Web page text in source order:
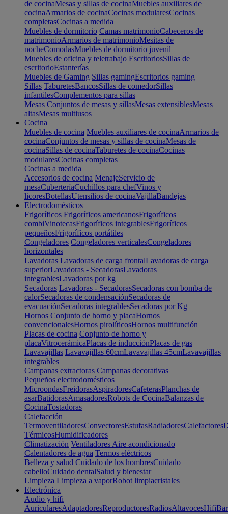
de cocinaMesas y sillas de cocinaMuebles auxiliares de
cocinaArmarios de cocinaCocinas modularesCocinas
completasCocinas a medida
Muebles de dormitorio Camas matrimonioCabeceros de
matrimonioArmarios de matrimonioMesitas de
nocheComodasMuebles de dormitorio juvenil
Muebles de oficina y teletrabajo EscritoriosSillas de
escritorioEstanterías
Muebles de Gaming Sillas gamingEscritorios gaming
Sillas TaburetesBancosSillas de comedorSillas
infantilesComplementos para sillas
Mesas Conjuntos de mesas y sillasMesas extensiblesMesas
altasMesas multiusos
Cocina
Muebles de cocina Muebles auxiliares de cocinaArmarios de
cocinaConjuntos de mesas y sillas de cocinaMesas de
cocinaSillas de cocinaTaburetes de cocinaCocinas
modularesCocinas completas
Cocinas a medida
Accesorios de cocina MenajeServicio de
mesaCuberteríaCuchillos para chefVinos y
licoresBotellasUtensilios de cocinaVajillaBandejas
Electrodomésticos
Frigoríficos Frigoríficos americanosFrigoríficos
combiVinotecasFrigoríficos integrablesFrigoríficos
pequeñosFrigoríficos portátiles
Congeladores Congeladores verticalesCongeladores
horizontales
Lavadoras Lavadoras de carga frontalLavadoras de carga
superiorLavadoras - SecadorasLavadoras
integrablesLavadoras por kg
Secadoras Lavadoras - SecadorasSecadoras con bomba de
calorSecadoras de condensaciónSecadoras de
evacuaciónSecadoras integrablesSecadoras por Kg
Hornos Conjunto de horno y placaHornos
convencionalesHornos pirolíticosHornos multifunción
Placas de cocina Conjunto de horno y
placaVitrocerámicaPlacas de inducciónPlacas de gas
Lavavajillas Lavavajillas 60cmLavavajillas 45cmLavavajillas
integrables
Campanas extractoras Campanas decorativas
Pequeños electrodomésticos
MicroondasFreidorasAspiradoresCafeterasPlanchas de
asarBatidorasAmasadoresRobots de CocinaBalanzas de
CocinaTostadoras
Calefacción
TermoventiladoresConvectoresEstufasRadiadoresCalefactores
TérmicosHumidificadores
Climatización Ventiladores Aire acondicionado
Calentadores de agua Termos eléctricos
Belleza y salud Cuidado de los hombresCuidado
cabelloCuidado dentalSalud y bienestar
Limpieza Limpieza a vaporRobot limpiacristales
Electrónica
Audio y hifi
AuricularesAdaptadoresReproductoresRadiosAltavocesHifi